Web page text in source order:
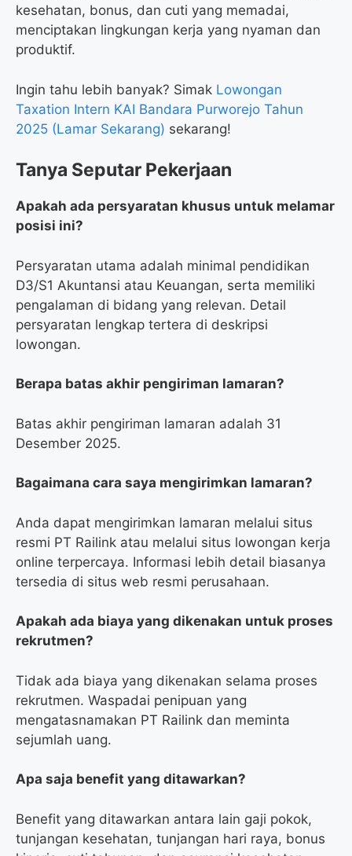
kesehatan, bonus, dan cuti yang memadai,
menciptakan lingkungan kerja yang nyaman dan
produktif.
Ingin tahu lebih banyak? Simak Lowongan
Taxation Intern KAI Bandara Purworejo Tahun
2025 (Lamar Sekarang) sekarang!
Tanya Seputar Pekerjaan
Apakah ada persyaratan khusus untuk melamar
posisi ini?
Persyaratan utama adalah minimal pendidikan
D3/S1 Akuntansi atau Keuangan, serta memiliki
pengalaman di bidang yang relevan. Detail
persyaratan lengkap tertera di deskripsi
lowongan.
Berapa batas akhir pengiriman lamaran?
Batas akhir pengiriman lamaran adalah 31
Desember 2025.
Bagaimana cara saya mengirimkan lamaran?
Anda dapat mengirimkan lamaran melalui situs
resmi PT Railink atau melalui situs lowongan kerja
online terpercaya. Informasi lebih detail biasanya
tersedia di situs web resmi perusahaan.
Apakah ada biaya yang dikenakan untuk proses
rekrutmen?
Tidak ada biaya yang dikenakan selama proses
rekrutmen. Waspadai penipuan yang
mengatasnamakan PT Railink dan meminta
sejumlah uang.
Apa saja benefit yang ditawarkan?
Benefit yang ditawarkan antara lain gaji pokok,
tunjangan kesehatan, tunjangan hari raya, bonus